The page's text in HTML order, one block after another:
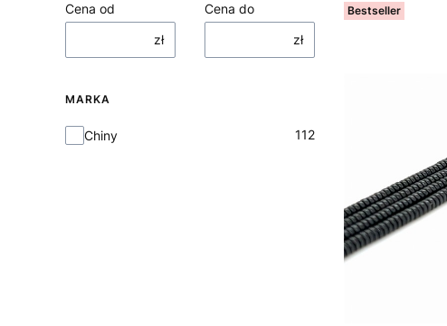
Cena od
zł
Cena do
zł
MARKA
Marka
Chiny 112
Bestseller